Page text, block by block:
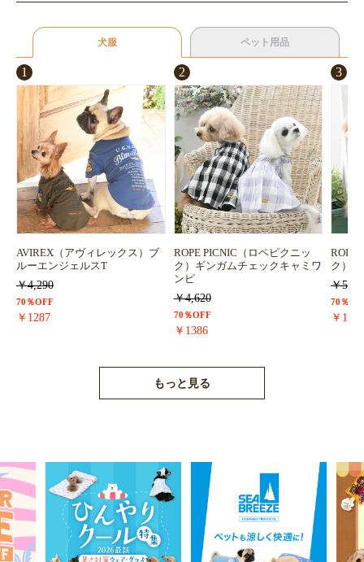
犬服 ペット用品
1
AVIREX（アヴィレックス）ブ
ルーエンジェルスT
￥4,290
70％OFF
￥1287
2
ROPE PICNIC（ロペピクニッ
ク）ギンガムチェックキャミワ
ンピ
￥4,620
70％OFF
￥1386
3
ROPE
ク）
￥
70％
￥
もっと見る